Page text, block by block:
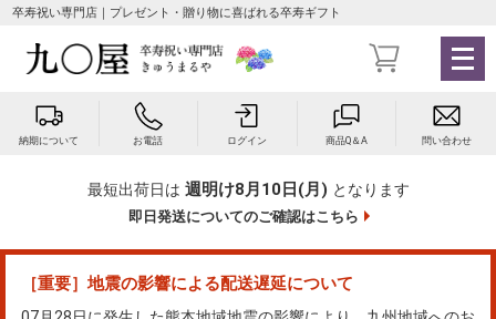
メ
ニ
ー
を
卒寿祝い専門店｜プレゼント・贈り物に喜ばれる卒寿ギフト
納期について お電話 ログイン 商品Q＆A 問い合わせ
最短出荷日は 週明け8月10日(月) となります
即日発送についてのご確認はこちら
［重要］地震の影響による配送遅延について